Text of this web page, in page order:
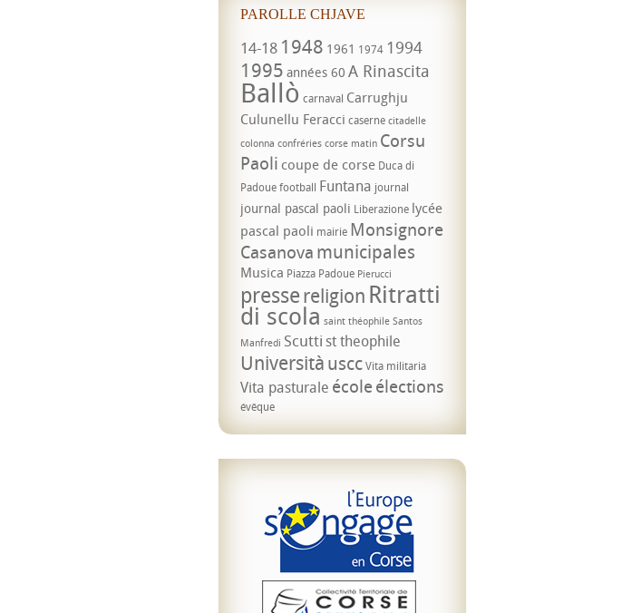
PAROLLE CHJAVE
14-18 1948 1961 1974 1994
1995 années 60 A Rinascita
Ballò carnaval Carrughju
Culunellu Feracci caserne citadelle
colonna confréries corse matin Corsu
Paoli coupe de corse Duca di
Padouefootball Funtana journal
journal pascal paoli Liberazione lycée
pascal paoli mairie Monsignore
Casanova municipales
Musica Piazza Padoue Pierucci
pressereligion Ritratti
di scola saint théophile Santos
Manfredi Scuttist theophile
UniversitàusccVita militaria
Vita pasturale écoleélections
évêque